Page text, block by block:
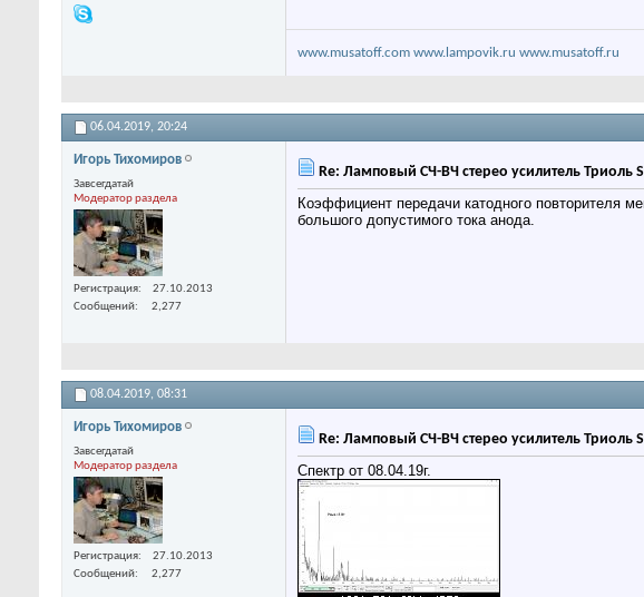
www.musatoff.com www.lampovik.ru www.musatoff.ru
06.04.2019, 20:24
Игорь Тихомиров
Завсегдатай
Модератор раздела
Регистрация
27.10.2013
Сообщений
2,277
Re: Ламповый СЧ-ВЧ стерео усилитель Триоль
Коэффициент передачи катодного повторителя
большого допустимого тока анода.
08.04.2019, 08:31
Игорь Тихомиров
Завсегдатай
Модератор раздела
Регистрация
27.10.2013
Сообщений
2,277
Re: Ламповый СЧ-ВЧ стерео усилитель Триоль
Спектр от 08.04.19г.